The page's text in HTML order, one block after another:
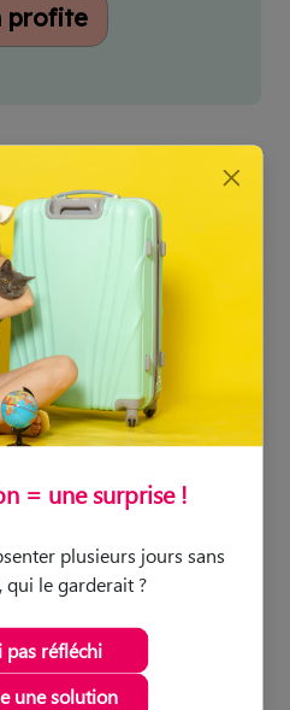
profite
= une surprise !
plusieurs jours sans
qui le garderait ?
pas réfléchi
une solution